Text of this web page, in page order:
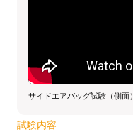
サイドエアバッグ試験（側面）
試験内容